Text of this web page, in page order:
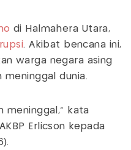
di Halmahera Utara,
. Akibat bencana ini,
warga negara asing
meninggal dunia.
meninggal,” kata
Erlicson kepada